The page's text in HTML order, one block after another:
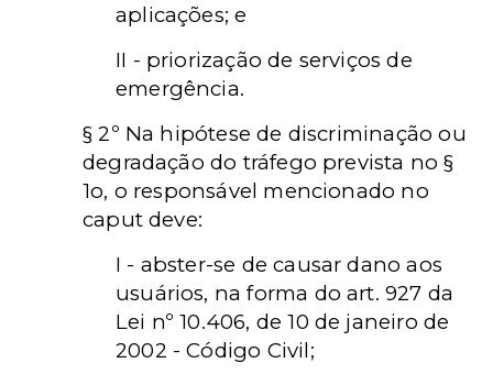
aplicações; e
II - priorização de serviços de
emergência.
§ 2º Na hipótese de discriminação ou
degradação do tráfego prevista no §
1o, o responsável mencionado no
caput deve:
I - abster-se de causar dano aos
usuários, na forma do art. 927 da
Lei nº 10.406, de 10 de janeiro de
2002 - Código Civil;